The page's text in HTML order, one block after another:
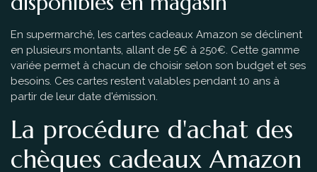
En supermarché, les cartes cadeaux Amazon se déclinent
en plusieurs montants, allant de 5€ à 250€. Cette gamme
variée permet à chacun de choisir selon son budget et ses
besoins. Ces cartes restent valables pendant 10 ans à
partir de leur date d'émission.
La procédure d'achat des
chèques cadeaux Amazon